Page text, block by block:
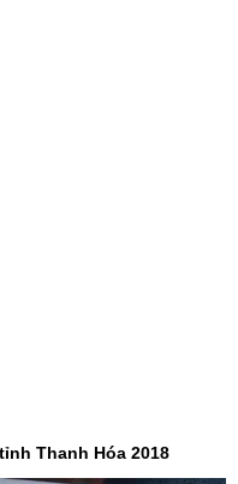
Thanh Hóa 2018